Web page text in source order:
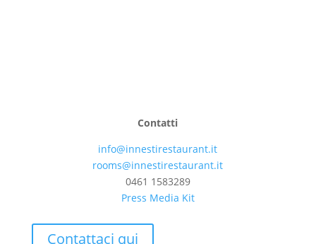
Contatti
info@innestirestaurant.it
rooms@innestirestaurant.it
0461 1583289
Press Media Kit
Contattaci qui